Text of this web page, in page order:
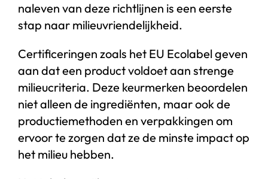
naleven van deze richtlijnen is een eerste
stap naar milieuvriendelijkheid.
Certificeringen zoals het EU Ecolabel geven
aan dat een product voldoet aan strenge
milieucriteria. Deze keurmerken beoordelen
niet alleen de ingrediënten, maar ook de
productiemethoden en verpakkingen om
ervoor te zorgen dat ze de minste impact op
het milieu hebben.